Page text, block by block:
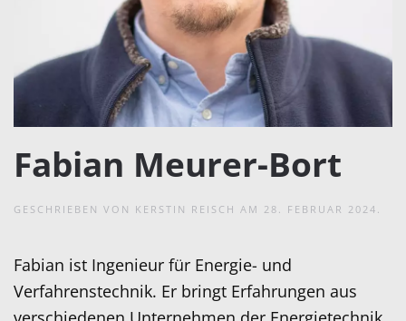
Fabian Meurer-Bort
GESCHRIEBEN VON KERSTIN REISCH AM 28. FEBRUAR 2024 .
Fabian ist Ingenieur für Energie- und
Verfahrenstechnik. Er bringt Erfahrungen aus